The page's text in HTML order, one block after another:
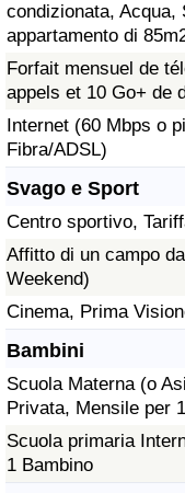
condizionata, Acqua,
appartamento di
Forfait mensuel de
appels et 10 Go+ de
Internet (60 Mbps o
Fibra/ADSL)
Svago e Sport
Centro sportivo,
Affitto di un campo
Weekend)
Cinema, Prima
Bambini
Scuola Materna (o
Privata, Mensile per
Scuola primaria
1 Bambino